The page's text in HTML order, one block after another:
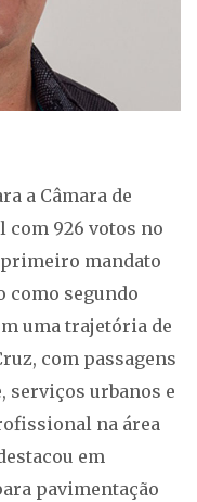
a Câmara de
com 926 votos no
mandato
como segundo
uma trajetória de
com passagens
serviços urbanos e
na área
em
pavimentação